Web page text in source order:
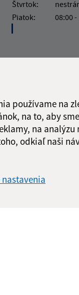
používame na
na to, aby
na analýzu
odkiaľ naši
Štvrtok:
Piatok:
08:00 -